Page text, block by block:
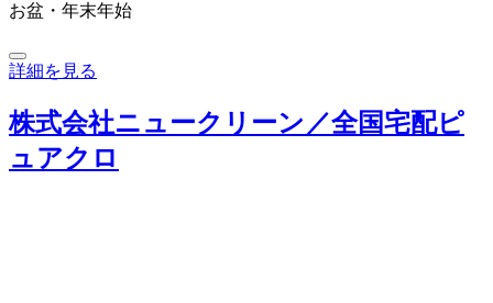
お盆・年末年始
詳細を見る
株式会社ニュークリーン／全国宅配ピ
ュアクロ